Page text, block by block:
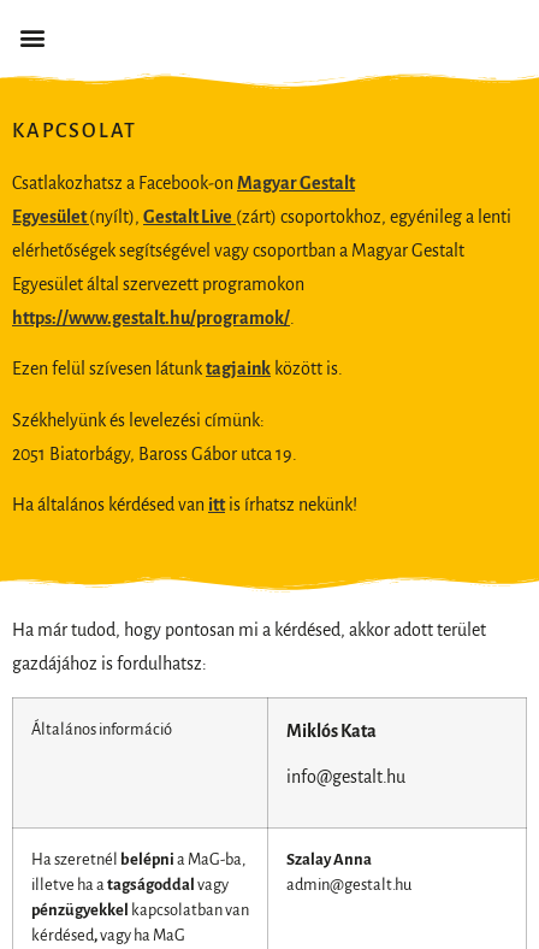
KAPCSOLAT
Csatlakozhatsz a Facebook-on Magyar Gestalt
Egyesület(nyílt), Gestalt Live (zárt) csoportokhoz, egyénileg a lenti
elérhetőségek segítségével vagy csoportban a Magyar Gestalt
Egyesület által szervezett programokon
https://www.gestalt.hu/programok/
Ezen felül szívesen látunktagjaink között is.
Székhelyünk és levelezési címünk:
2051 Biatorbágy, Baross Gábor utca 19.
Ha általános kérdésed van ittis írhatsz nekünk!
Ha már tudod, hogy pontosan mi a kérdésed, akkor adott terület
gazdájához is fordulhatsz:
Általános információ Miklós Kata
info@gestalt.hu
Ha szeretnél belépni a MaG-ba,
illetve ha a tagságoddal vagy
pénzügyekkel kapcsolatban van
kérdésed,vagy ha MaG
Szalay Anna
admin@gestalt.hu